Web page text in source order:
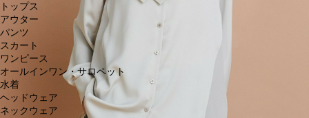
トップス
アウター
パンツ
スカート
ワンピース
オールインワン・サロペット
水着
ヘッドウェア
ネックウェア